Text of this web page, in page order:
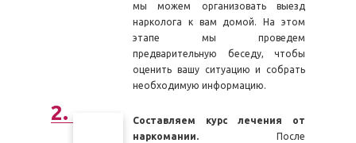
мы можем организовать выезд
нарколога к вам домой. На этом
этапе мы проведем
предварительную беседу, чтобы
оценить вашу ситуацию и собрать
необходимую информацию.
Составляем курс лечения от
наркомании. После